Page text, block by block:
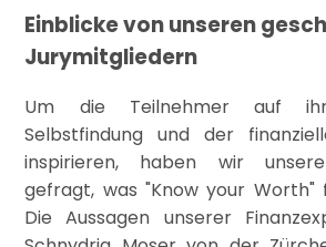
Einblicke von unseren
Jurymitgliedern
Um die Teilnehmer auf
Selbstfindung und der
inspirieren, haben wir
gefragt, was "Know your Worth"
Die Aussagen unserer